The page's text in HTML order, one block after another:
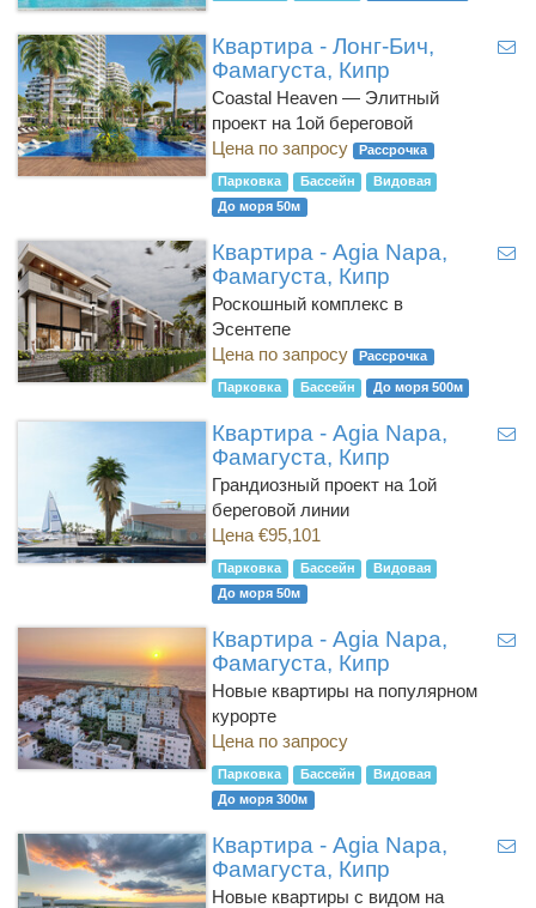
Квартира - Лонг-Бич,
Фамагуста, Кипр
Coastal Heaven — Элитный
проект на 1ой береговой
Цена по запросу
Рассрочка
Парковка Бассейн
Видовая
До моря 50м
Квартира - Agia Napa,
Фамагуста, Кипр
Роскошный комплекс в
Эсентепе
Цена по запросу
Рассрочка
Парковка Бассейн До моря 500м
Квартира - Agia Napa,
Фамагуста, Кипр
Грандиозный проект на 1ой
береговой линии
Цена €95,101
Парковка Бассейн
Видовая
До моря 50м
Квартира - Agia Napa,
Фамагуста, Кипр
Новые квартиры на популярном
курорте
Цена по запросу
Парковка Бассейн
Видовая
До моря 300м
Квартира - Agia Napa,
Фамагуста, Кипр
Новые квартиры с видом на